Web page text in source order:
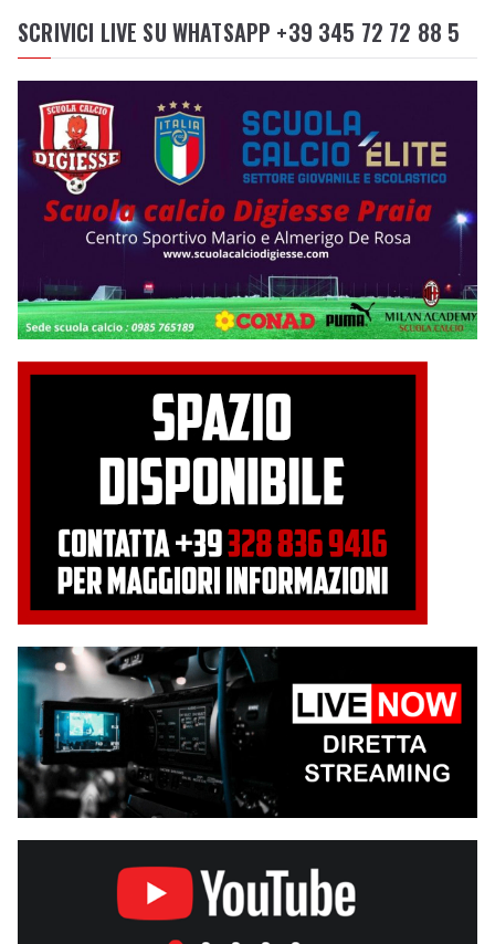
SCRIVICI LIVE SU WHATSAPP +39 345 72 72 88 5